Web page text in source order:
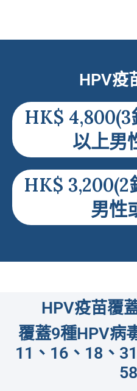
HPV疫
HK$ 4,800(3
以上男
HK$ 3,200(2
男性
HPV疫苗覆
覆蓋9種HPV病
11、16、18、